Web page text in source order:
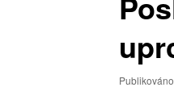
Publikováno